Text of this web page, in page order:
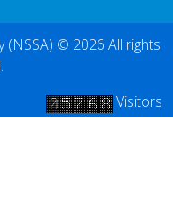
(NSSA) © 2026 All rights
Visitors